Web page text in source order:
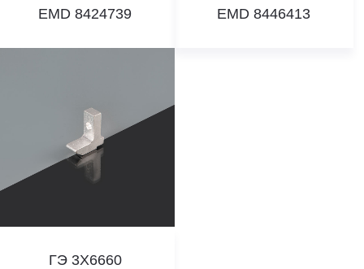
EMD 8424739 EMD 8446413
ГЭ 3X6660